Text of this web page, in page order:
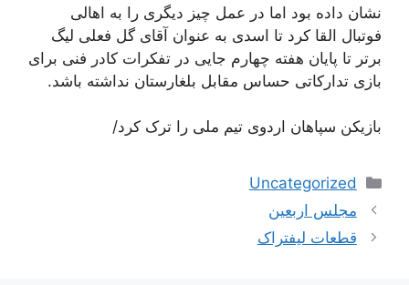
نشان داده بود اما در عمل چیز دیگری را به اهالی
فوتبال القا کرد تا اسدی به عنوان آقای گل فعلی لیگ
برتر تا پایان هفته چهارم جایی در تفکرات کادر فنی برای
بازی تدارکاتی حساس مقابل بلغارستان نداشته باشد.
بازیکن سپاهان اردوی تیم ملی را ترک کرد/
دسته‌ها
Uncategorized
ناوبری
نوشته‌ها
مجلس اربعین
قطعات لیفتراک